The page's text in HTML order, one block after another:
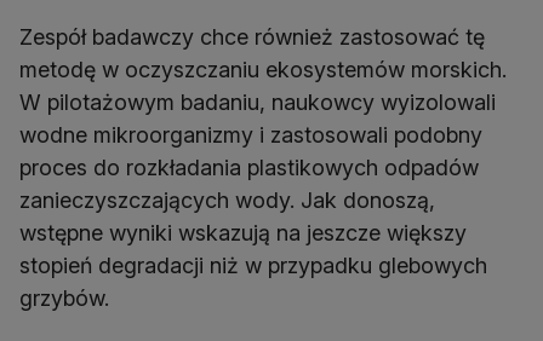
Zespół badawczy chce również zastosować tę
metodę w oczyszczaniu ekosystemów morskich.
W pilotażowym badaniu, naukowcy wyizolowali
wodne mikroorganizmy i zastosowali podobny
proces do rozkładania plastikowych odpadów
zanieczyszczających wody. Jak donoszą,
wstępne wyniki wskazują na jeszcze większy
stopień degradacji niż w przypadku glebowych
grzybów.